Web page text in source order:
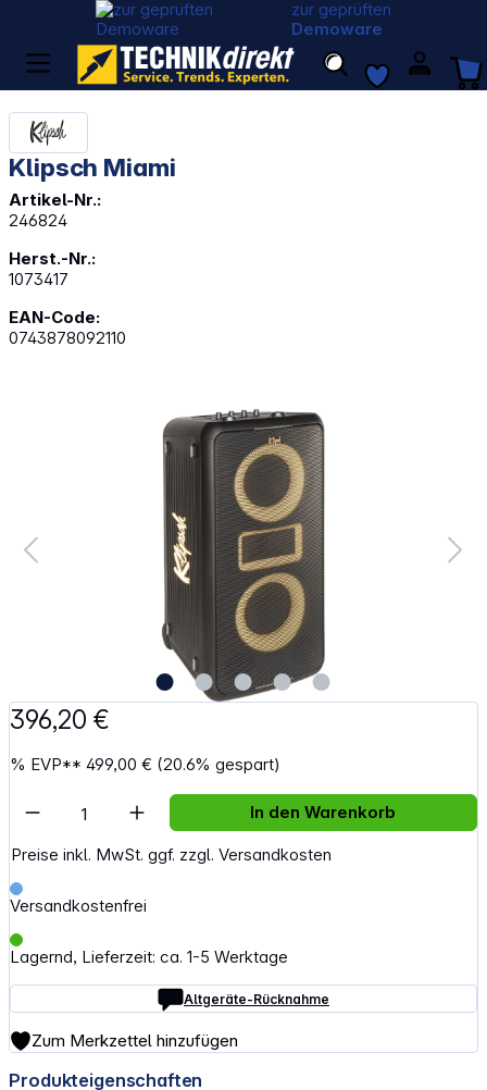
zur geprüften
Demoware
Klipsch Miami
Artikel-Nr.:
246824
Herst.-Nr.:
1073417
EAN-Code:
0743878092110
Bildergalerie überspringen
396,20 €
% EVP**499,00 € (20.6% gespart)
Preise inkl. MwSt. ggf. zzgl. Versandkosten
Versandkostenfrei
Lagernd, Lieferzeit: ca. 1-5 Werktage
Altgeräte-Rücknahme
Artikel Anzahl: Gib den gewünschten
In den Warenkorb
Zum Merkzettel hinzufügen
Produkteigenschaften